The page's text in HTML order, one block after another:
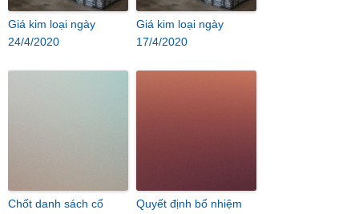
Giá kim loại ngày
24/4/2020
Giá kim loại ngày
17/4/2020
Chốt danh sách cổ
Quyết định bổ nhiệm